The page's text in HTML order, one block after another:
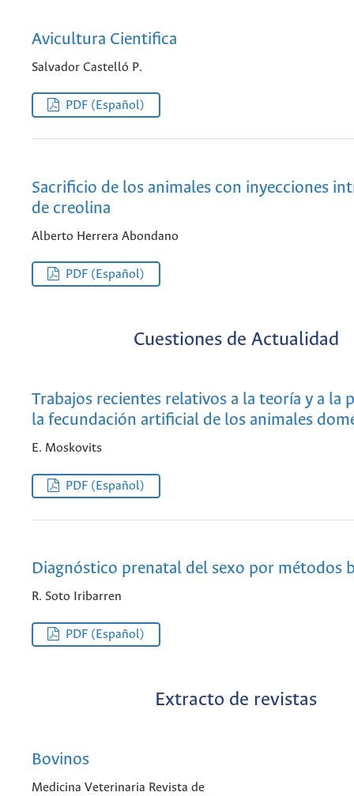
Avicultura Cientifica
Salvador Castelló P.
PDF (Español)
Sacrificio de los animales con inyecciones
de creolina
Alberto Herrera Abondano
PDF (Español)
Cuestiones de Actualidad
Trabajos recientes relativos a la teoría y a la
la fecundación artificial de los animales
E. Moskovits
PDF (Español)
Diagnóstico prenatal del sexo por métodos
R. Soto Iribarren
PDF (Español)
Extracto de revistas
Bovinos
Medicina Veterinaria Revista de